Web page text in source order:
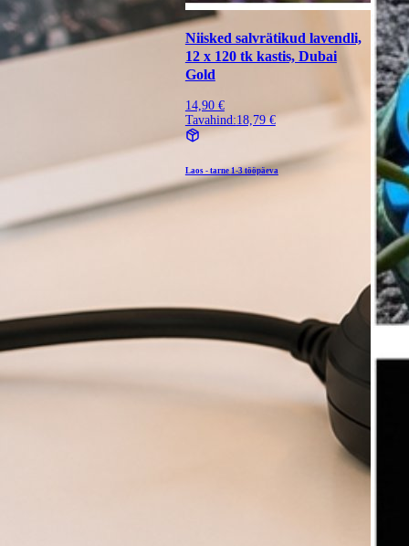
Niisked salvrätikud lavendli,
12 x 120 tk kastis, Dubai
Gold
14,90 €
Tavahind:18,79 €
Laos - tarne1-3 tööpäeva